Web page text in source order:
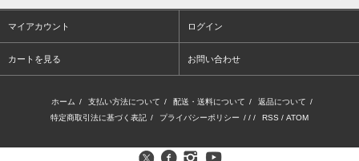
マイアカウント ログイン
カートを見る お問い合わせ
ホーム / 支払い方法について / 配送・送料について / 返品について /
特定商取引法に基づく表記 / プライバシーポリシー / / / RSS / ATOM